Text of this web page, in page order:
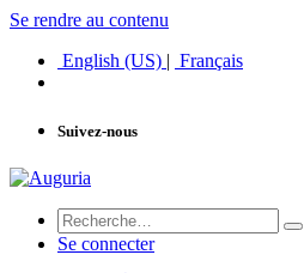
Se rendre au contenu
English (US) | Français
Suivez-nous
Se connecter